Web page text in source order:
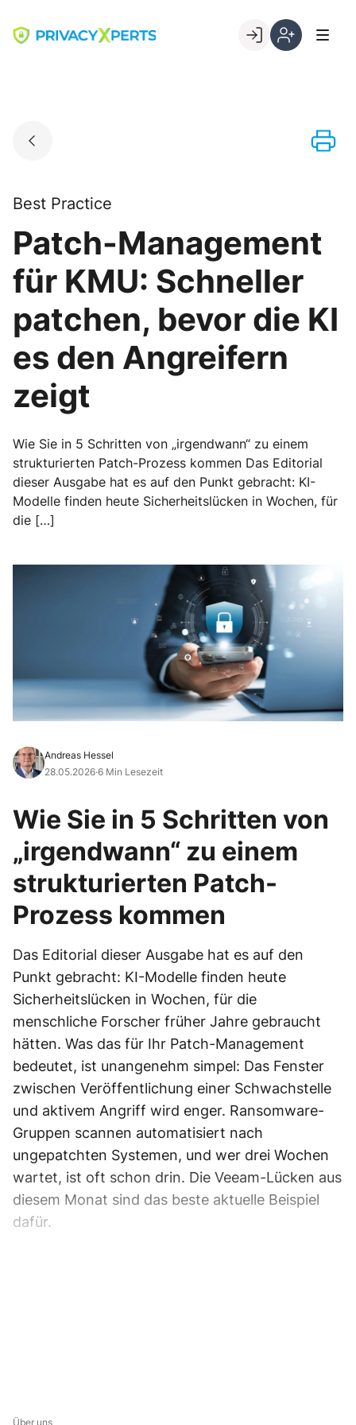
content
Go to landing page.
Best Practice
Patch-Management
für KMU: Schneller
patchen, bevor die KI
es den Angreifern
zeigt
Wie Sie in 5 Schritten von „irgendwann“ zu einem
strukturierten Patch-Prozess kommen Das Editorial
dieser Ausgabe hat es auf den Punkt gebracht: KI-
Modelle finden heute Sicherheitslücken in Wochen, für
die […]
Andreas Hessel
28.05.2026·6 Min Lesezeit
Wie Sie in 5 Schritten von
„irgendwann“ zu einem
strukturierten Patch-
Prozess kommen
Das Editorial dieser Ausgabe hat es auf den
Punkt gebracht: KI-Modelle finden heute
Sicherheitslücken in Wochen, für die
menschliche Forscher früher Jahre gebraucht
hätten. Was das für Ihr Patch-Management
bedeutet, ist unangenehm simpel: Das Fenster
zwischen Veröffentlichung einer Schwachstelle
und aktivem Angriff wird enger. Ransomware-
Gruppen scannen automatisiert nach
ungepatchten Systemen, und wer drei Wochen
wartet, ist oft schon drin. Die Veeam-Lücken aus
diesem Monat sind das beste aktuelle Beispiel
dafür.
Über uns